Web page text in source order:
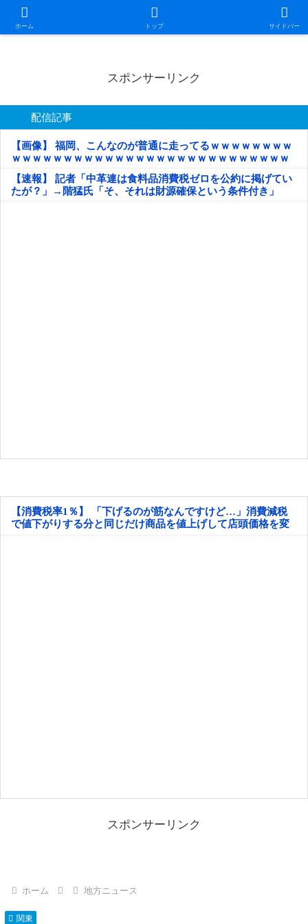
ホーム トップ サイドバー
日本第一！ニュース録
スポンサーリンク
配信記事
【画像】 福岡、こんなのが普通に走ってるｗｗｗｗｗｗｗｗ
ｗｗｗｗｗｗｗｗｗｗｗｗｗｗｗｗｗｗｗｗｗｗｗｗｗｗｗ
ｗｗｗｗｗ
【速報】 記者「中革連は食料品消費税ゼロを公約に掲げてい
たが？」→階猛氏「そ、それは財源確保という条件付き」
【消費税率1％】 「下げるのが筋なんですけど…」消費減税
で値下がりする分と同じだけ商品を値上げして店頭価格を変
えない店も
スポンサーリンク
ホーム 地方ニュース
関東